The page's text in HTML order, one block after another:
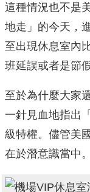
這種情況也不是
地走」的今天，
至出現休息室內
班延誤或者是節
至於為什麼大家
一針見血地指出
級特權。儘管美
在於潛意識當中。